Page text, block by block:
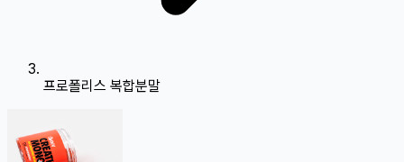
프로폴리스 복합분말